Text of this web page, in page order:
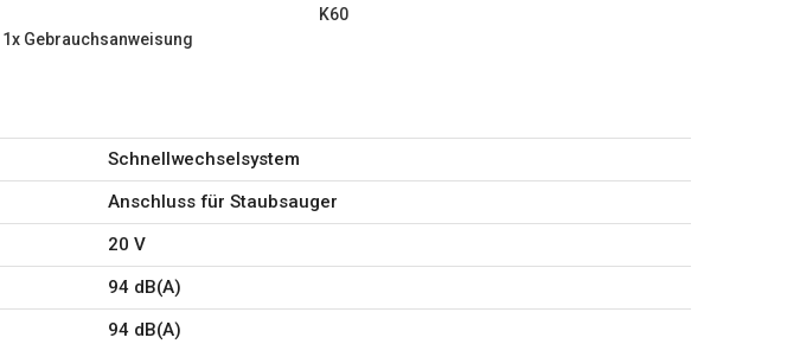
K60
1x Gebrauchsanweisung
Schnellwechselsystem
Anschluss für Staubsauger
20 V
94 dB(A)
94 dB(A)